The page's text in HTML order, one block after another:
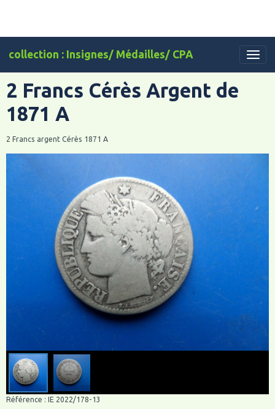
collection : Insignes/ Médailles/ CPA
2 Francs Cérès Argent de
1871 A
2 Francs argent Cérès 1871 A
Référence : IE 2022/178-13